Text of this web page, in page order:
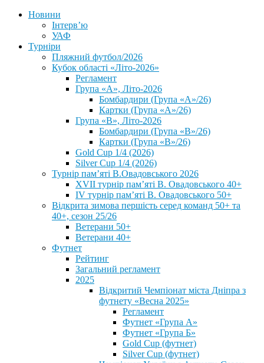
Новини
Інтерв’ю
УАФ
Турніри
Пляжний футбол/2026
Кубок області «Літо-2026»
Регламент
Група «А», Літо-2026
Бомбардири (Група «А»/26)
Картки (Група «А»/26)
Група «В», Літо-2026
Бомбардири (Група «В»/26)
Картки (Група «В»/26)
Gold Cup 1/4 (2026)
Silver Cup 1/4 (2026)
Турнір пам’яті В.Овадовського 2026
XVII турнір пам’яті В. Овадовського 40+
IV турнір пам’яті В. Овадовського 50+
Відкрита зимова першість серед команд 50+ та
40+, сезон 25/26
Ветерани 50+
Ветерани 40+
Футнет
Рейтинг
Загальний регламент
2025
Відкритий Чемпіонат міста Дніпра з
футнету «Весна 2025»
Регламент
Футнет «Група А»
Футнет «Група Б»
Gold Cup (футнет)
Silver Cup (футнет)